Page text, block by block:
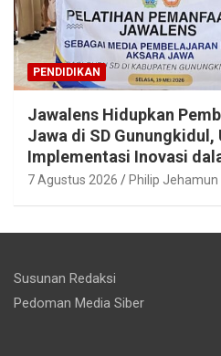
PENDIDIKAN
Jawalens Hidupkan
Jawa di SD Gunungkidul,
Implementasi Inovasi
7 Agustus 2026 Philip Jehamun
Susunan Redaksi
Pedoman Media Siber